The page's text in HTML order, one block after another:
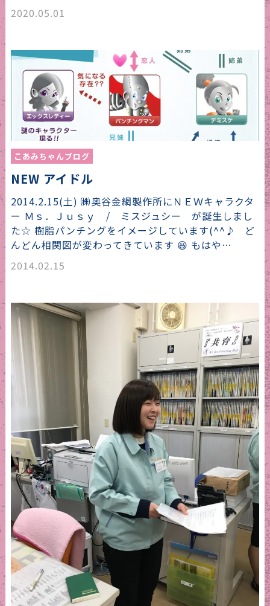
2020.05.01
こあみちゃんブログ
NEW アイドル
2014.2.15(土) ㈱奥谷金網製作所にＮＥＷキャラクタ
ー Ｍｓ．Ｊｕｓｙ / ミスジュシー が誕生しまし
た☆ 樹脂パンチングをイメージしています(^^♪ ど
んどん相関図が変わってきています 😆 もはや…
2014.02.15